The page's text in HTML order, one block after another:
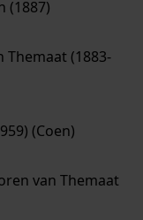
(1887)
Themaat (1883-
(Coen)
van Themaat